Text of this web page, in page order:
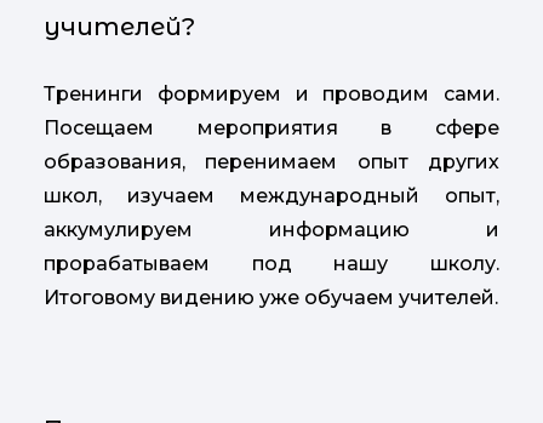
учителей?
Тренинги формируем и проводим сами.
Посещаем мероприятия в сфере
образования, перенимаем опыт других
школ, изучаем международный опыт,
аккумулируем информацию и
прорабатываем под нашу школу.
Итоговому видению уже обучаем учителей.